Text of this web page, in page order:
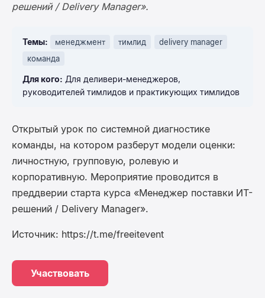
решений / Delivery Manager».
Темы: менеджмент тимлид
delivery manager
команда
Для кого: Для деливери-менеджеров,
руководителей тимлидов и практикующих тимлидов
Открытый урок по системной диагностике
команды, на котором разберут модели оценки:
личностную, групповую, ролевую и
корпоративную. Мероприятие проводится в
преддверии старта курса «Менеджер поставки ИТ-
решений / Delivery Manager».
Источник: https://t.me/freeitevent
Участвовать